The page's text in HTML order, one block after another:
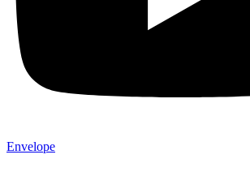
Envelope